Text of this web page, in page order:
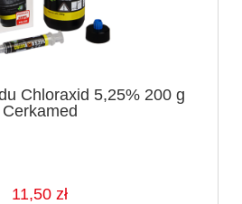
Chloraxid 5,25% 200 g
Cerkamed
11,50 zł